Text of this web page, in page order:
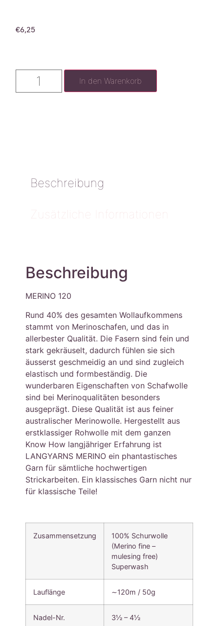
€6,25
In den Warenkorb
Beschreibung
Zusätzliche Informationen
Beschreibung
MERINO 120
Rund 40% des gesamten Wollaufkommens
stammt von Merinoschafen, und das in
allerbester Qualität. Die Fasern sind fein und
stark gekräuselt, dadurch fühlen sie sich
äusserst geschmeidig an und sind zugleich
elastisch und formbeständig. Die
wunderbaren Eigenschaften von Schafwolle
sind bei Merinoqualitäten besonders
ausgeprägt. Diese Qualität ist aus feiner
australischer Merinowolle. Hergestellt aus
erstklassiger Rohwolle mit dem ganzen
Know How langjähriger Erfahrung ist
LANGYARNS MERINO ein phantastisches
Garn für sämtliche hochwertigen
Strickarbeiten. Ein klassisches Garn nicht nur
für klassische Teile!
Zusammensetzung
100% Schurwolle
(Merino fine –
mulesing free)
Superwash
Lauflänge ∼120m / 50g
Nadel-Nr. 3½ – 4½